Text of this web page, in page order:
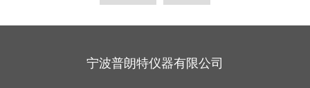
宁波普朗特仪器有限公司